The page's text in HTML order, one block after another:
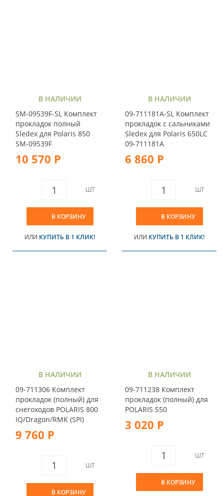
В НАЛИЧИИ
SM-09539F-SL Комплект
прокладок полный
Sledex для Polaris 850
SM-09539F
10 570 Р
ШТ
В КОРЗИНУ
ИЛИ КУПИТЬ В 1 КЛИК!
В НАЛИЧИИ
09-711181A-SL Комплект
прокладок с сальниками
Sledex для Polaris 650LC
09-711181A
6 860 Р
ШТ
В КОРЗИНУ
ИЛИ КУПИТЬ В 1 КЛИК!
В НАЛИЧИИ
09-711306 Комплект
прокладок (полный) для
снегоходов POLARIS 800
IQ/Dragon/RMK (SPI)
9 760 Р
ШТ
В КОРЗИНУ
В НАЛИЧИИ
09-711238 Комплект
прокладок (полный) для
POLARIS 550
3 020 Р
ШТ
В КОРЗИНУ